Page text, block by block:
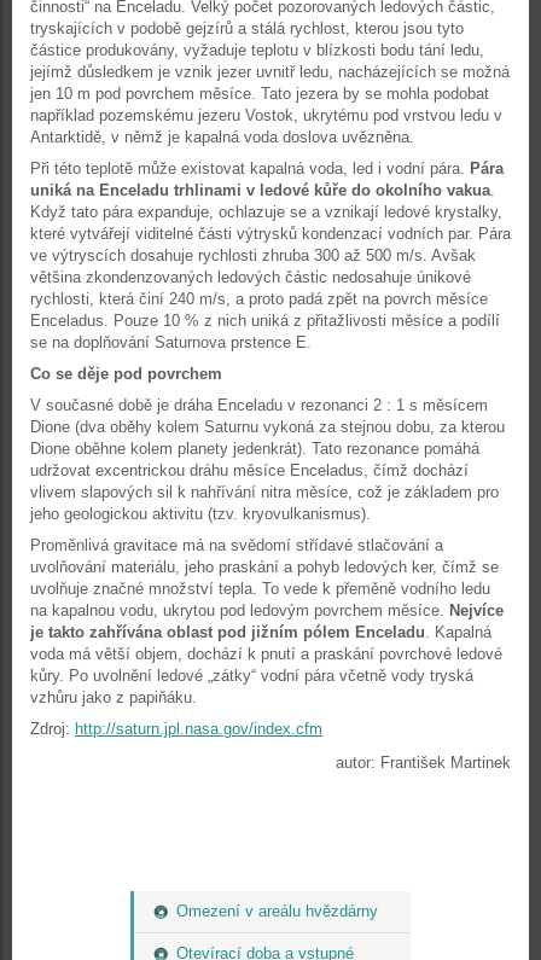
Omezení v areálu hvězdárny
Otevírací doba a vstupné
činnosti“ na Enceladu. Velký počet pozorovaných ledových částic,
tryskajících v podobě gejzírů a stálá rychlost, kterou jsou tyto
částice produkovány, vyžaduje teplotu v blízkosti bodu tání ledu,
jejímž důsledkem je vznik jezer uvnitř ledu, nacházejících se možná
jen 10 m pod povrchem měsíce. Tato jezera by se mohla podobat
například pozemskému jezeru Vostok, ukrytému pod vrstvou ledu v
Antarktidě, v němž je kapalná voda doslova uvězněna.
Při této teplotě může existovat kapalná voda, led i vodní pára. Pára
uniká na Enceladu trhlinami v ledové kůře do okolního vakua.
Když tato pára expanduje, ochlazuje se a vznikají ledové krystalky,
které vytvářejí viditelné části výtrysků kondenzací vodních par. Pára
ve výtryscích dosahuje rychlosti zhruba 300 až 500 m/s. Avšak
většina zkondenzovaných ledových částic nedosahuje únikové
rychlosti, která činí 240 m/s, a proto padá zpět na povrch měsíce
Enceladus. Pouze 10 % z nich uniká z přitažlivosti měsíce a podílí
se na doplňování Saturnova prstence E.
Co se děje pod povrchem
V současné době je dráha Enceladu v rezonanci 2 : 1 s měsícem
Dione (dva oběhy kolem Saturnu vykoná za stejnou dobu, za kterou
Dione oběhne kolem planety jedenkrát). Tato rezonance pomáhá
udržovat excentrickou dráhu měsíce Enceladus, čímž dochází
vlivem slapových sil k nahřívání nitra měsíce, což je základem pro
jeho geologickou aktivitu (tzv. kryovulkanismus).
Proměnlivá gravitace má na svědomí střídavé stlačování a
uvolňování materiálu, jeho praskání a pohyb ledových ker, čímž se
uvolňuje značné množství tepla. To vede k přeměně vodního ledu
na kapalnou vodu, ukrytou pod ledovým povrchem měsíce. Nejvíce
je takto zahřívána oblast pod jižním pólem Enceladu. Kapalná
voda má větší objem, dochází k pnutí a praskání povrchové ledové
kůry. Po uvolnění ledové „zátky“ vodní pára včetně vody tryská
vzhůru jako z papiňáku.
Zdroj: http://saturn.jpl.nasa.gov/index.cfm
autor: František Martinek